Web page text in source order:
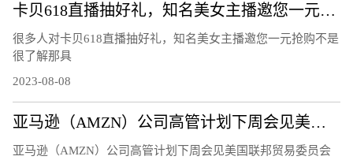
卡贝618直播抽好礼，知名美女主播邀您一元抢购
很多人对卡贝618直播抽好礼，知名美女主播邀您一元抢购不是
很了解那具
2023-08-08
亚马逊（AMZN）公司高管计划下周会见美国联邦贸易委员会（FTC）官员
亚马逊（AMZN）公司高管计划下周会见美国联邦贸易委员会